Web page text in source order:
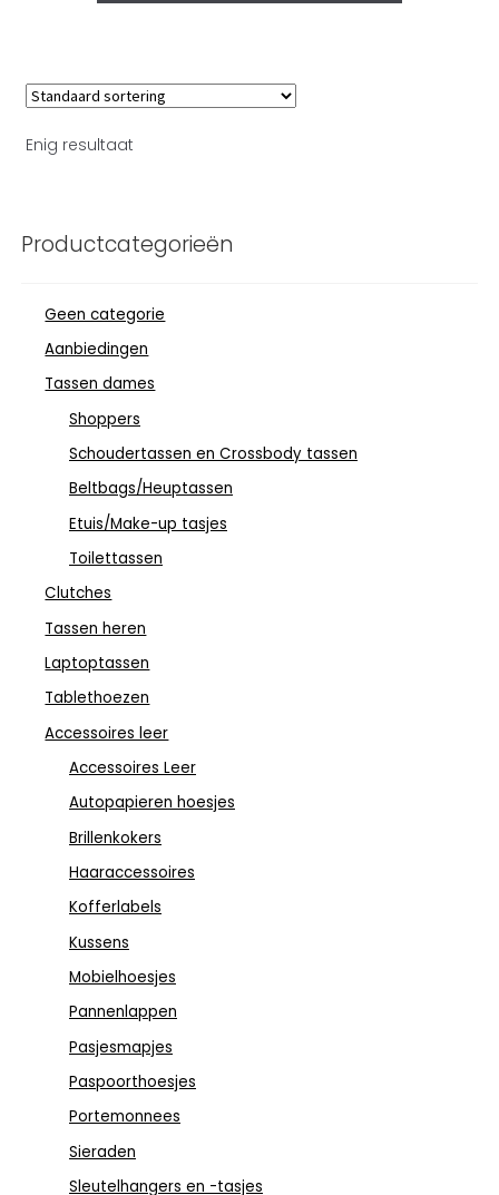
Enig resultaat
Productcategorieën
Geen categorie
Aanbiedingen
Tassen dames
Shoppers
Schoudertassen en Crossbody tassen
Beltbags/Heuptassen
Etuis/Make-up tasjes
Toilettassen
Clutches
Tassen heren
Laptoptassen
Tablethoezen
Accessoires leer
Accessoires Leer
Autopapieren hoesjes
Brillenkokers
Haaraccessoires
Kofferlabels
Kussens
Mobielhoesjes
Pannenlappen
Pasjesmapjes
Paspoorthoesjes
Portemonnees
Sieraden
Sleutelhangers en -tasjes